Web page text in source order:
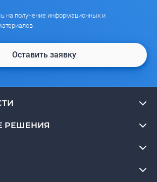
на получение информационных и
Оставить заявку
РЕШЕНИЯ